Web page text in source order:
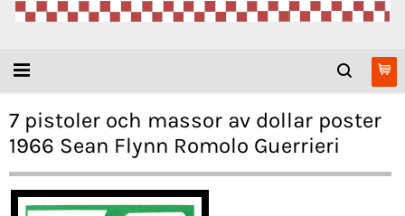
7 pistoler och massor av dollar poster
1966 Sean Flynn Romolo Guerrieri